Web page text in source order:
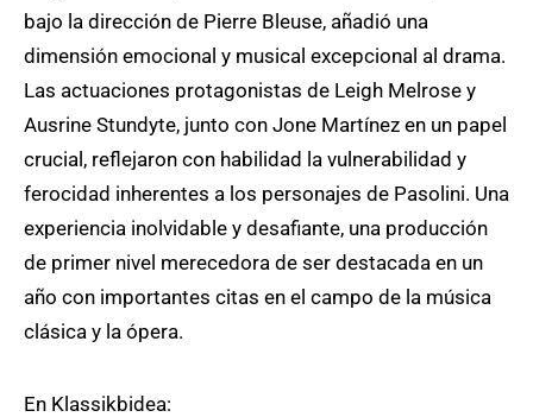
bajo la dirección de Pierre Bleuse, añadió una
dimensión emocional y musical excepcional al drama.
Las actuaciones protagonistas de Leigh Melrose y
Ausrine Stundyte, junto con Jone Martínez en un papel
crucial, reflejaron con habilidad la vulnerabilidad y
ferocidad inherentes a los personajes de Pasolini. Una
experiencia inolvidable y desafiante, una producción
de primer nivel merecedora de ser destacada en un
año con importantes citas en el campo de la música
clásica y la ópera.
En Klassikbidea: